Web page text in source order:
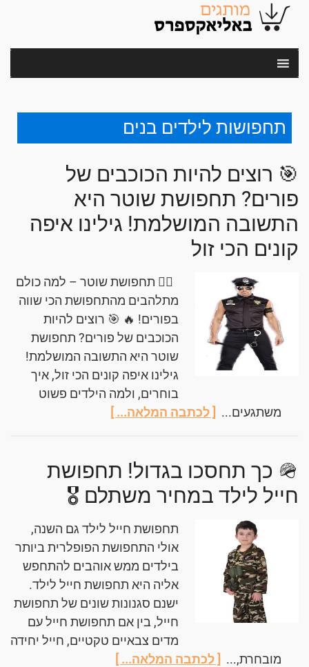
תחפושות לילדים בנים
🎯 רוצים להיות הכוכבים של
פורים? תחפושת שוטר היא
התשובה המושלמת! גילינו איפה
קונים הכי זול
👮‍♂️ תחפושת שוטר – למה כולם
מתלהבים מהתחפושת הכי שווה
בפורים! 🔥 🎯 רוצים להיות
הכוכבים של פורים? תחפושת
שוטר היא התשובה המושלמת!
גילינו איפה קונים הכי זול, איך
בוחרים, ולמה הילדים פשוט
משתגעים... [ לכתבה המלאה... ]
🪖 כך תחסכו בגדול! תחפושת
חייל לילד במחיר משתלם 🎖️
תחפושת חייל לילד גם השנה,
אולי התחפושת הפופלרית ביותר
בילדים ממש אוהבים להתחפש
אליה היא תחפושת חייל לילד.
ישנם סגנונות שונים של תחפושת
חייל, בין אם תחפושת חייל עם
מדים צבאיים טקטיים, חייל יחידה
מובחרת,... [ לכתבה המלאה... ]